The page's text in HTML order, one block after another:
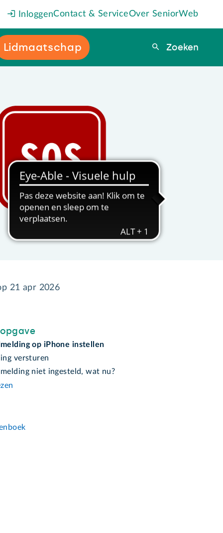
InloggenContact & ServiceOver SeniorWeb
Lidmaatschap Zoeken
Zoeken
21 apr 2026
op iPhone instellen
versturen
niet ingesteld, wat nu?